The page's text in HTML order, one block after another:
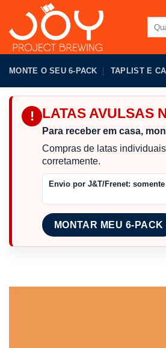
conteúdo
por:
MONTE O SEU 6-PACK TAPLIST E
! LATAS AVULSAS
Para receber em casa,
Compras de latas
corretamente.
Envio por J&T/Frenet:
MONTAR MEU 6-PACK